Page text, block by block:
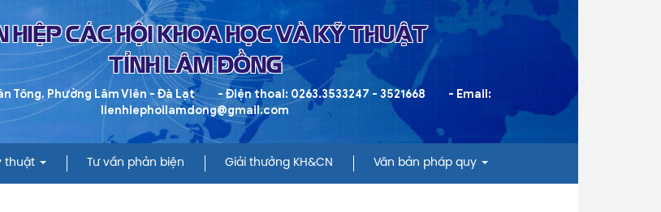
HIỆP CÁC HỘI KHOA HỌC VÀ KỸ THUẬT
TỈNH LÂM ĐỒNG
Tông, Phường Lâm Viên - Đà Lạt - Điện thoai: 0263.3533247 - 3521668
- Email:
lienhiephoilamdong@gmail.com
thuật Tư vấn phản biện Giải thưởng KH&CN Văn bản pháp quy